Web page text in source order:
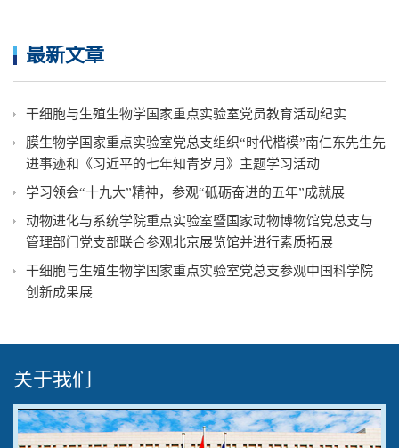
最新文章
干细胞与生殖生物学国家重点实验室党员教育活动纪实
膜生物学国家重点实验室党总支组织“时代楷模”南仁东先生先
进事迹和《习近平的七年知青岁月》主题学习活动
学习领会“十九大”精神，参观“砥砺奋进的五年”成就展
动物进化与系统学院重点实验室暨国家动物博物馆党总支与
管理部门党支部联合参观北京展览馆并进行素质拓展
干细胞与生殖生物学国家重点实验室党总支参观中国科学院
创新成果展
关于我们